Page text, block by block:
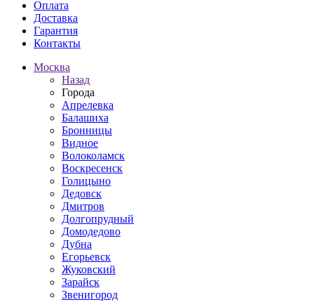
Оплата
Доставка
Гарантия
Контакты
Москва
Назад
Города
Апрелевка
Балашиха
Бронницы
Видное
Волоколамск
Воскресенск
Голицыно
Дедовск
Дмитров
Долгопрудный
Домодедово
Дубна
Егорьевск
Жуковский
Зарайск
Звенигород